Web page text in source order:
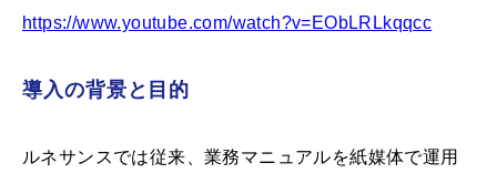
https://www.youtube.com/watch?v=EObLRLkqqcc
導入の背景と目的
ルネサンスでは従来、業務マニュアルを紙媒体で運用